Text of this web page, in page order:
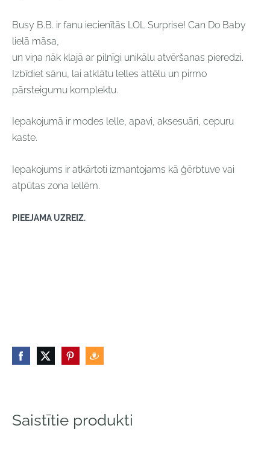
Busy B.B. ir fanu iecienītās LOL Surprise! Can Do Baby
lielā māsa,
un viņa nāk klajā ar pilnīgi unikālu atvēršanas pieredzi.
Izbīdiet sānu, lai atklātu lelles attēlu un pirmo
pārsteigumu komplektu.
Iepakojumā ir modes lelle, apavi, aksesuāri, cepuru
kaste.
Iepakojums ir atkārtoti izmantojams kā ģērbtuve vai
atpūtas zona lellēm.
PIEEJAMA UZREIZ.
Saistītie produkti